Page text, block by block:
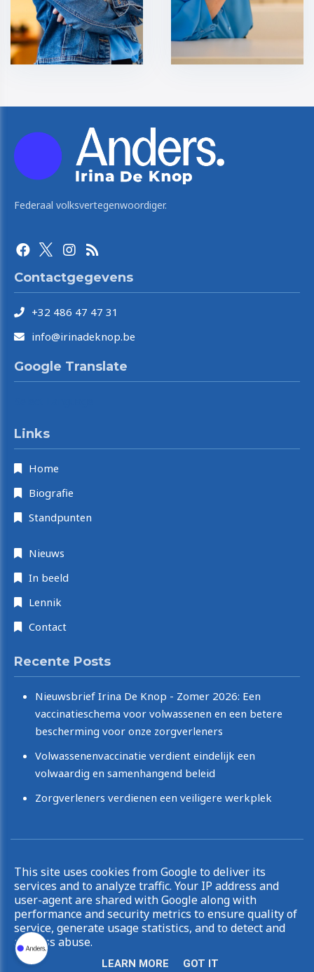
Federaal volksvertegenwoordiger.
Contactgegevens
+32 486 47 47 31
info@irinadeknop.be
Google Translate
Links
Home
Biografie
Standpunten
Nieuws
In beeld
Lennik
Contact
Recente Posts
Nieuwsbrief Irina De Knop - Zomer 2026: Een
vaccinatieschema voor volwassenen en een betere
bescherming voor onze zorgverleners
Volwassenenvaccinatie verdient eindelijk een
volwaardig en samenhangend beleid
Zorgverleners verdienen een veiligere werkplek
Privacy & Cookies |UP-TO-DATE WebDesign
This site uses cookies from Google to deliver its
services and to analyze traffic. Your IP address and
user-agent are shared with Google along with
performance and security metrics to ensure quality of
service, generate usage statistics, and to detect and
address abuse.
LEARN MORE GOT IT